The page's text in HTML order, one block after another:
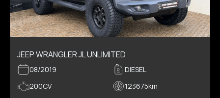
JEEP WRANGLER JL UNLIMITED
08/2019
DIESEL
200CV
123675km